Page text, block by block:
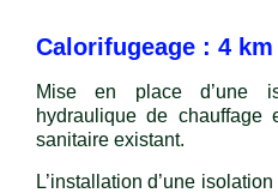
Calorifugeage : 4 km
Mise en place d’une
hydraulique de chauffage
sanitaire existant.
L’installation d’une